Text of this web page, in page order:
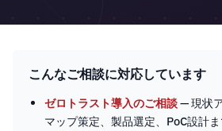
こんなご相談に対応しています
ゼロトラスト導入のご相談— 現状
マップ策定、製品選定、PoC設計